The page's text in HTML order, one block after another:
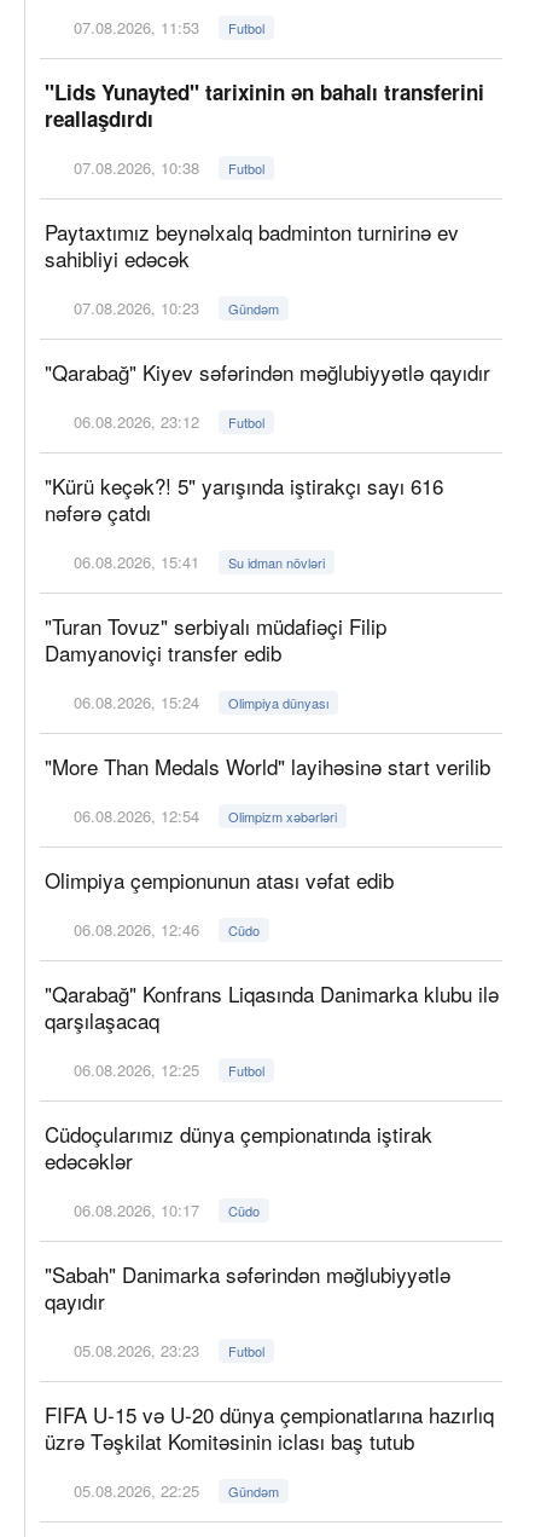
07.08.2026, 11:53 Futbol
"Lids Yunayted" tarixinin ən bahalı transferini
reallaşdırdı
07.08.2026, 10:38 Futbol
Paytaxtımız beynəlxalq badminton turnirinə ev
sahibliyi edəcək
07.08.2026, 10:23 Gündəm
"Qarabağ" Kiyev səfərindən məğlubiyyətlə qayıdır
06.08.2026, 23:12 Futbol
"Kürü keçək?! 5" yarışında iştirakçı sayı 616
nəfərə çatdı
06.08.2026, 15:41 Su idman növləri
"Turan Tovuz" serbiyalı müdafiəçi Filip
Damyanoviçi transfer edib
06.08.2026, 15:24 Olimpiya dünyası
"More Than Medals World" layihəsinə start verilib
06.08.2026, 12:54 Olimpizm xəbərləri
Olimpiya çempionunun atası vəfat edib
06.08.2026, 12:46 Cüdo
"Qarabağ" Konfrans Liqasında Danimarka klubu ilə
qarşılaşacaq
06.08.2026, 12:25 Futbol
Cüdoçularımız dünya çempionatında iştirak
edəcəklər
06.08.2026, 10:17 Cüdo
"Sabah" Danimarka səfərindən məğlubiyyətlə
qayıdır
05.08.2026, 23:23 Futbol
FIFA U-15 və U-20 dünya çempionatlarına hazırlıq
üzrə Təşkilat Komitəsinin iclası baş tutub
05.08.2026, 22:25 Gündəm